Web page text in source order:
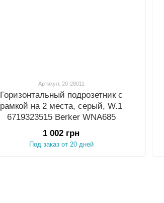
Артикул: 20-28011
Горизонтальный подрозетник с
рамкой на 2 места, серый, W.1
6719323515 Berker WNA685
1 002 грн
Под заказ от 20 дней